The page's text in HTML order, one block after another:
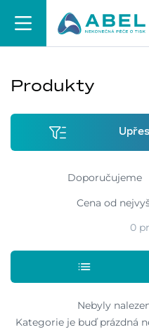
Produkty
Doporučujeme
Cena od
0
Nebyly
Kategorie je buď prázdná